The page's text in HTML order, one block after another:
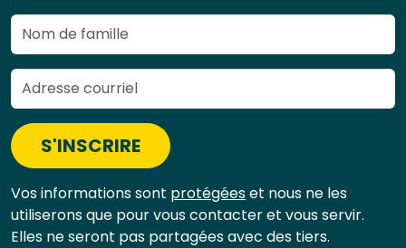
S'INSCRIRE
Vos informations sont protégéeset nous ne les
utiliserons que pour vous contacter et vous servir.
Elles ne seront pas partagées avec des tiers.